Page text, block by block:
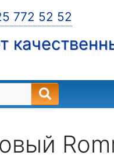
772 52 52